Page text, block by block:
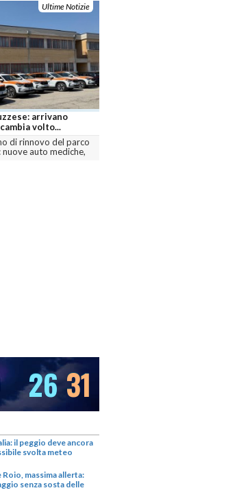
Ultime Notizie
arrivano
volto...
di rinnovo del parco
nuove auto mediche,
2631
il peggio deve ancora
svolta meteo
massima allerta:
senza sosta delle